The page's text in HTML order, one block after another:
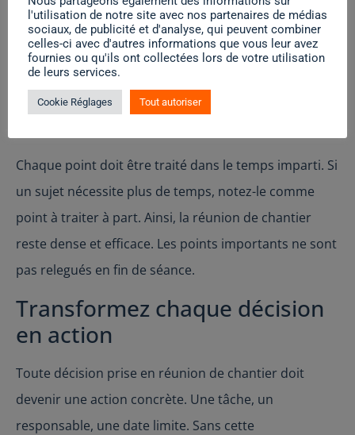
chacun est respecté. C’est aussi ce qui garantit que
les participants s’y préparent. Annoncez le créneau à
l’avance via lamessagerie chantier. Et tenez-vous-y.
Suivez l’ordre du jour sans
Chaque point doit être traité dans le temps imparti. Si
un sujet nécessite plus de temps, notez-le comme
point à traiter à part. Ainsi, la réunion de chantier
reste dense et efficace. Les points importants ne sont
pas relegués en fin de séance.
Transformez chaque décision
en action
Toute décision prise en réunion de chantier doit
devenir une action concrète. Une tâche, un
responsable, une date limite. Sans cette
l'utilisation de notre site avec nos partenaires de médias
sociaux, de publicité et d'analyse, qui peuvent combiner
celles-ci avec d'autres informations que vous leur avez
fournies ou qu'ils ont collectées lors de votre utilisation
de leurs services.
Cookie Réglages Tout autoriser